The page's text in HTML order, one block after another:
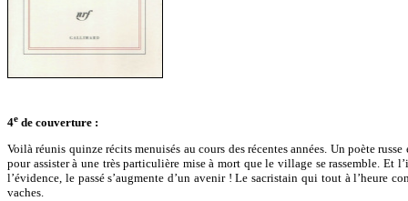
4e de couverture :
Voilà réunis quinze récits menuisés au cours des récentes années. Un poète
pour assister à une très particulière mise à mort que le village se rassemble.
l’évidence, le passé s’augmente d’un avenir ! Le sacristain qui tout à l’heure
vaches.